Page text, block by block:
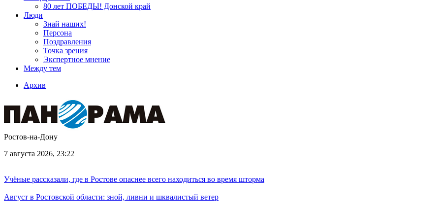
80 лет ПОБЕДЫ! Донской край
Люди
Знай наших!
Персона
Поздравления
Точка зрения
Экспертное мнение
Между тем
Архив
Ростов-на-Дону
7 августа 2026, 23:22
Учёные рассказали, где в Ростове опаснее всего находиться во время шторма
Август в Ростовской области: зной, ливни и шквалистый ветер